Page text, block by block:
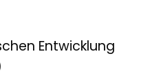
Entwicklung